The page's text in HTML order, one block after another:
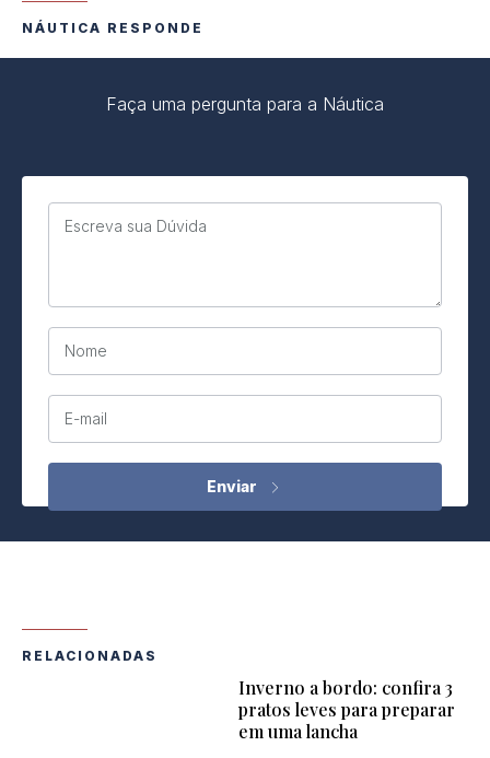
NÁUTICA RESPONDE
Faça uma pergunta para a Náutica
Escreva sua Dúvida
Nome
E-mail
RELACIONADAS
Inverno a bordo: confira 3
pratos leves para preparar
em uma lancha